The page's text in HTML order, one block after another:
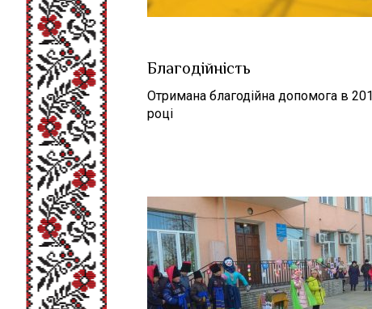
Благодійність
Отримана благодійна допомога в
році